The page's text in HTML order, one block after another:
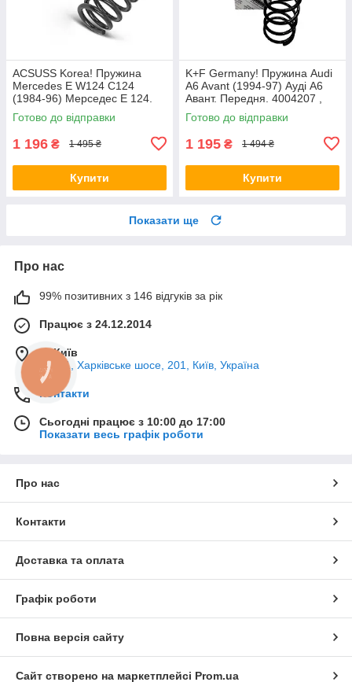
ACSUSS Korea! Пружина
Mercedes E W124 C124
(1984-96) Мерседес Е 124.
Задня. 4256803 , RD5084 ,
996072. Аксусс Корея
Готово до відправки
1 196 ₴ 1 495 ₴
Купити
K+F Germany! Пружина Audi
A6 Avant (1994-97) Ауді А6
Авант. Передня. 4004207 ,
RH1010 , 997224. К+Ф
Німеччина
Готово до відправки
1 195 ₴ 1 494 ₴
Купити
Показати ще
Про нас
99% позитивних з 146 відгуків за рік
Працює з 24.12.2014
м. Київ
02121, Харківське шосе, 201, Київ, Україна
Контакти
Сьогодні працює з 10:00 до 17:00
Показати весь графік роботи
Про нас
Контакти
Доставка та оплата
Графік роботи
Повна версія сайту
Сайт створено на маркетплейсі Prom.ua
КНОПКА
ЗВ'ЯЗКУ